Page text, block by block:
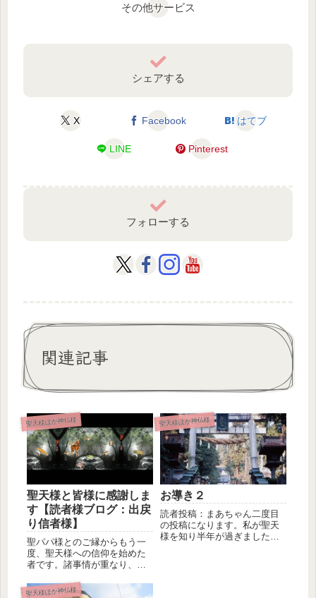
その他サービス
シェアする
X Facebook はてブ
LINE Pinterest
フォローする
関連記事
聖天様ほか神仏様
聖天様と皆様に感謝しま
す【読者様ブログ：出戻
り信者様】
聖パパ様とのご縁からもう一
度、聖天様への信仰を始めた
者です。諸事情が重なり、
一面観音堂...
聖天様ほか神仏様
お導き２
読者投稿：まあちゃん二度目
の投稿になります。私が聖天
様を知り半年が過ぎました。
聖天様ほか神仏様